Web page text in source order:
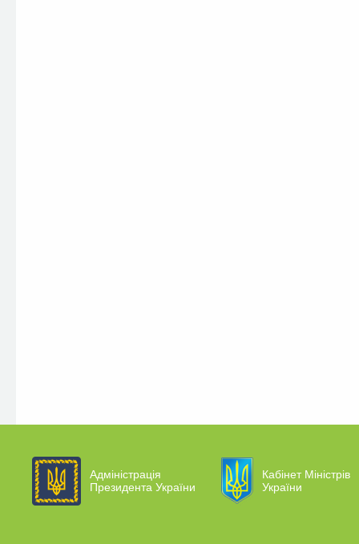
Адміністрація
Президента України
Кабінет Міністрів
України